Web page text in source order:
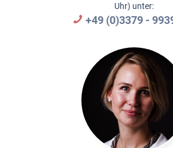
Uhr) unter:
+49 (0)3379 -